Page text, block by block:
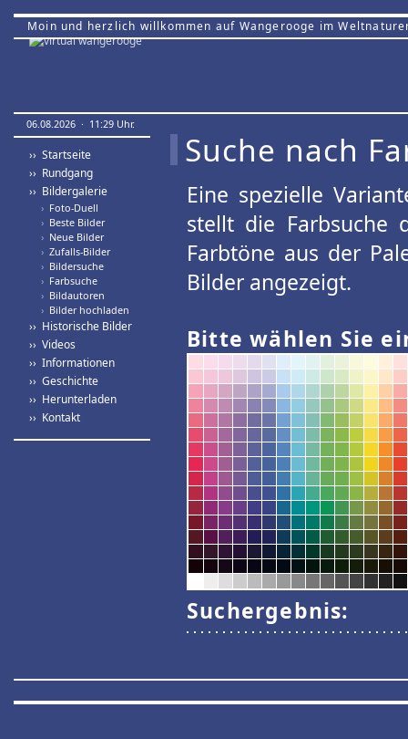
Moin und herzlich willkommen auf Wangerooge im
06.08.2026 · 11:29 Uhr.
›› Startseite
›› Rundgang
›› Bildergalerie
› Foto-Duell
› Beste Bilder
› Neue Bilder
› Zufalls-Bilder
› Bildersuche
› Farbsuche
› Bildautoren
› Bilder hochladen
›› Historische Bilder
›› Videos
›› Informationen
›› Geschichte
›› Herunterladen
›› Kontakt
Suche nach
Eine spezielle
stellt die Farbsuche
Farbtöne aus der
Bilder angezeigt.
Bitte wählen Sie
Suchergebnis: